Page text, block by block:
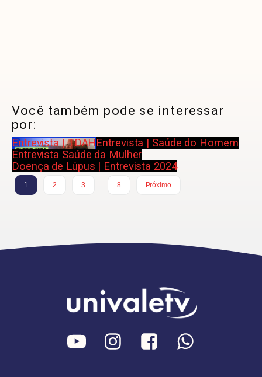
Você também pode se interessar
por:
Entrevista | TDAHEntrevista | Saúde do Homem
Entrevista Saúde da Mulher
Doença de Lúpus | Entrevista 2024
1 2 3
8
Próximo